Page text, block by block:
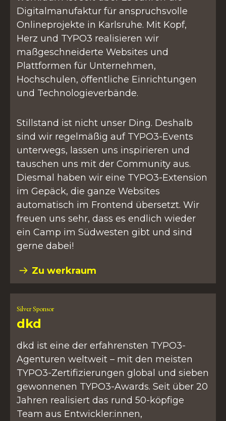
Digitalmanufaktur für anspruchsvolle
Onlineprojekte in Karlsruhe. Mit Kopf,
Herz und TYPO3 realisieren wir
maßgeschneiderte Websites und
Plattformen für Unternehmen,
Hochschulen, öffentliche Einrichtungen
und Technologieverbände.
Stillstand ist nicht unser Ding. Deshalb
sind wir regelmäßig auf TYPO3-Events
unterwegs, lassen uns inspirieren und
tauschen uns mit der Community aus.
Diesmal haben wir eine TYPO3-Extension
im Gepäck, die ganze Websites
automatisch im Frontend übersetzt. Wir
freuen uns sehr, dass es endlich wieder
ein Camp im Südwesten gibt und sind
gerne dabei!
Zu werkraum
Silver Sponsor
dkd
dkd ist eine der erfahrensten TYPO3-
Agenturen weltweit – mit den meisten
TYPO3-Zertifizierungen global und sieben
gewonnenen TYPO3-Awards. Seit über 20
Jahren realisiert das rund 50-köpfige
Team aus Entwickler:innen,